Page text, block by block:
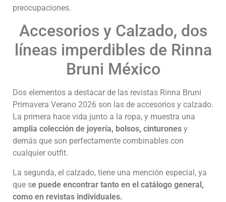
preocupaciones.
Accesorios y Calzado, dos
líneas imperdibles de Rinna
Bruni México
Dos elementos a destacar de las revistas Rinna Bruni
Primavera Verano 2026 son las de accesorios y calzado.
La primera hace vida junto a la ropa, y muestra una
amplia colección de joyería, bolsos, cinturones y
demás que son perfectamente combinables con
cualquier outfit.
La segunda, el calzado, tiene una mención especial, ya
que se puede encontrar tanto en el catálogo general,
como en revistas individuales.